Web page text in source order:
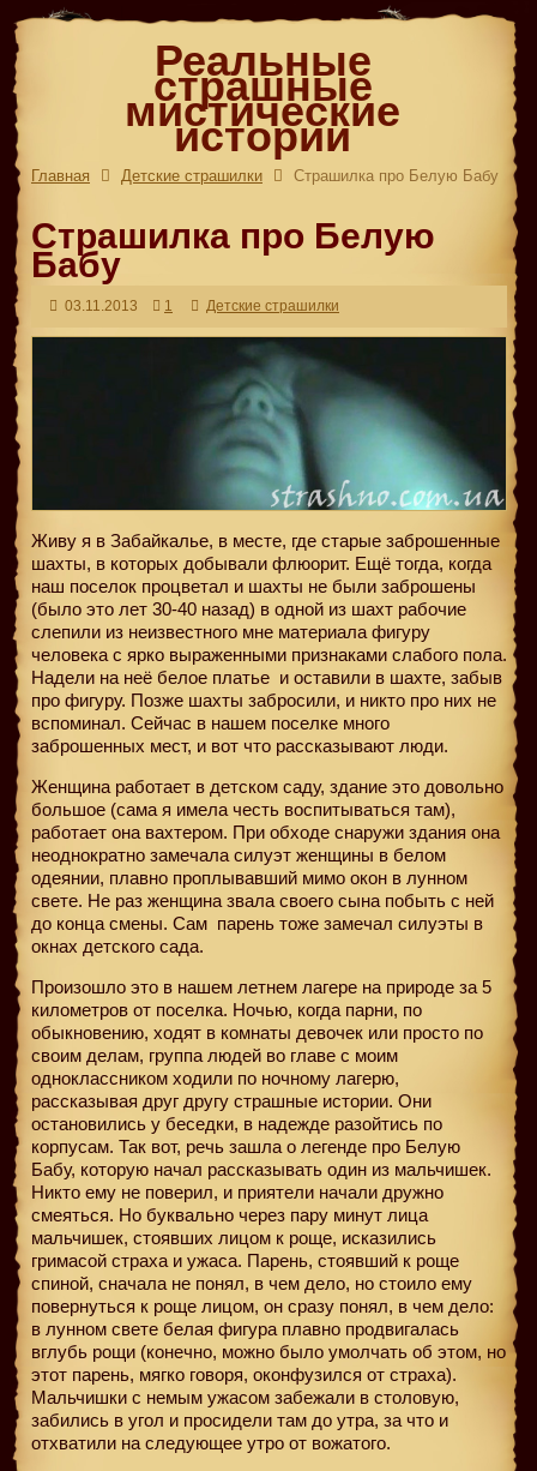
Реальные
страшные
мистические
истории
Главная Детские страшилки Страшилка про Белую Бабу
Страшилка про Белую
Бабу
03.11.2013 1 Детские страшилки
Живу я в Забайкалье, в месте, где старые заброшенные
шахты, в которых добывали флюорит. Ещё тогда, когда
наш поселок процветал и шахты не были заброшены
(было это лет 30-40 назад) в одной из шахт рабочие
слепили из неизвестного мне материала фигуру
человека с ярко выраженными признаками слабого пола.
Надели на неё белое платье и оставили в шахте, забыв
про фигуру. Позже шахты забросили, и никто про них не
вспоминал. Сейчас в нашем поселке много
заброшенных мест, и вот что рассказывают люди.
Женщина работает в детском саду, здание это довольно
большое (сама я имела честь воспитываться там),
работает она вахтером. При обходе снаружи здания она
неоднократно замечала силуэт женщины в белом
одеянии, плавно проплывавший мимо окон в лунном
свете. Не раз женщина звала своего сына побыть с ней
до конца смены. Сам парень тоже замечал силуэты в
окнах детского сада.
Произошло это в нашем летнем лагере на природе за 5
километров от поселка. Ночью, когда парни, по
обыкновению, ходят в комнаты девочек или просто по
своим делам, группа людей во главе с моим
одноклассником ходили по ночному лагерю,
рассказывая друг другу страшные истории. Они
остановились у беседки, в надежде разойтись по
корпусам. Так вот, речь зашла о легенде про Белую
Бабу, которую начал рассказывать один из мальчишек.
Никто ему не поверил, и приятели начали дружно
смеяться. Но буквально через пару минут лица
мальчишек, стоявших лицом к роще, исказились
гримасой страха и ужаса. Парень, стоявший к роще
спиной, сначала не понял, в чем дело, но стоило ему
повернуться к роще лицом, он сразу понял, в чем дело:
в лунном свете белая фигура плавно продвигалась
вглубь рощи (конечно, можно было умолчать об этом, но
этот парень, мягко говоря, оконфузился от страха).
Мальчишки с немым ужасом забежали в столовую,
забились в угол и просидели там до утра, за что и
отхватили на следующее утро от вожатого.